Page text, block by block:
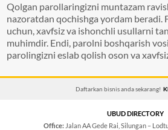
Qolgan parollaringizni muntazam
nazoratdan qochishga yordam beradi.
uchun, xavfsiz va ishonchli usullarni
muhimdir. Endi, parolni boshqarish
parolingizni eslab qolish oson va
Daftarkan bisnis anda sekarang!
UBUD DIRECTORY
Office: Jalan AA Gede Rai, Silungan –